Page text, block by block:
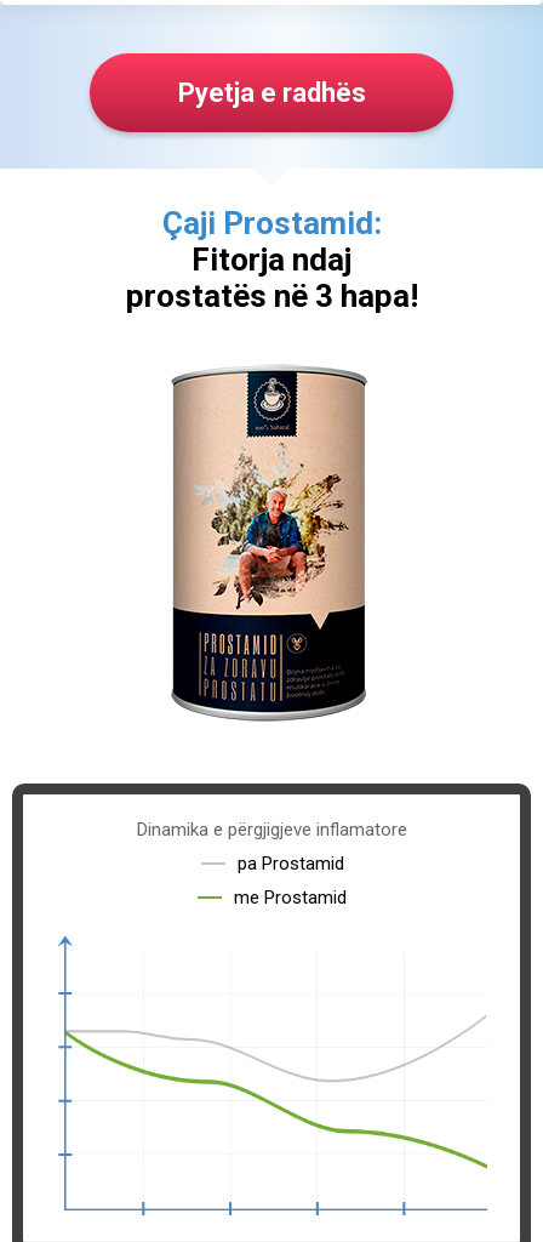
Pyetja e radhës
Çaji Prostamid:
Fitorja ndaj
prostatës në 3 hapa!
Dinamika e përgjigjeve inflamatore
pa Prostamid
me Prostamid